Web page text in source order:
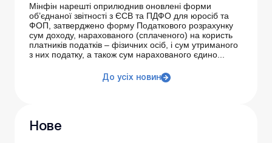
Мінфін нарешті оприлюднив оновлені форми
об’єднаної звітності з ЄСВ та ПДФО для юросіб та
ФОП, затверджено форму Податкового розрахунку
сум доходу, нарахованого (сплаченого) на користь
платників податків – фізичних осіб, і сум утриманого
з них податку, а також сум нарахованого єдино...
До усіх новин
Нове